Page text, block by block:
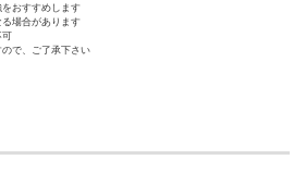
をおすすめします
る場合があります
可
ので、ご了承下さい